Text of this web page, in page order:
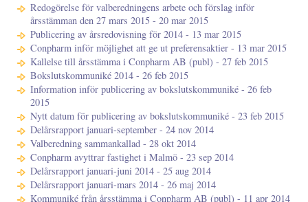
Redogörelse för valberedningens arbete och förslag inför
årsstämman den 27 mars 2015 - 20 mar 2015
Publicering av årsredovisning för 2014 - 13 mar 2015
Conpharm inför möjlighet att ge ut preferensaktier - 13 mar 2015
Kallelse till årsstämma i Conpharm AB (publ) - 27 feb 2015
Bokslutskommuniké 2014 - 26 feb 2015
Information inför publicering av bokslutskommuniké - 26 feb
2015
Nytt datum för publicering av bokslutskommuniké - 23 feb 2015
Delårsrapport januari-september - 24 nov 2014
Valberedning sammankallad - 28 okt 2014
Conpharm avyttrar fastighet i Malmö - 23 sep 2014
Delårsrapport januari-juni 2014 - 25 aug 2014
Delårsrapport januari-mars 2014 - 26 maj 2014
Kommuniké från årsstämma i Conpharm AB (publ) - 11 apr 2014